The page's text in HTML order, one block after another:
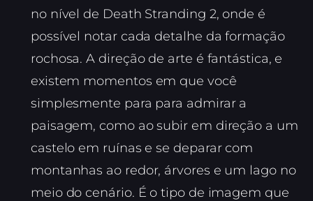
no nível de Death Stranding 2, onde é
possível notar cada detalhe da formação
rochosa. A direção de arte é fantástica, e
existem momentos em que você
simplesmente para para admirar a
paisagem, como ao subir em direção a um
castelo em ruínas e se deparar com
montanhas ao redor, árvores e um lago no
meio do cenário. É o tipo de imagem que